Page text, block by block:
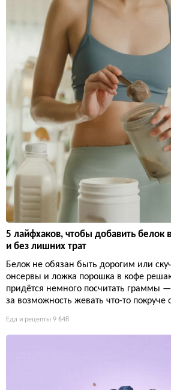
5 лайфхаков, чтобы добавить
и без лишних трат
Белок не обязан быть дорогим или
онсервы и ложка порошка в кофе
придётся немного посчитать граммы —
за возможность жевать что-то покруче
Еда и рецепты 9 648